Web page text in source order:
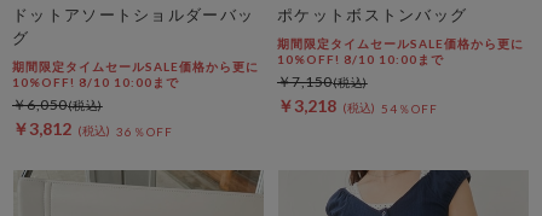
ドットアソートショルダーバッ
グ
期間限定タイムセールSALE価格から更に
10%OFF! 8/10 10:00まで
￥3,812 36％OFF
￥6,050
ポケットボストンバッグ
期間限定タイムセールSALE価格から更に
10%OFF! 8/10 10:00まで
￥3,218 54％OFF
￥7,150